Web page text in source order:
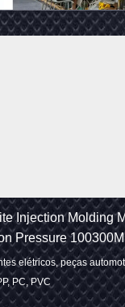
Injection Molding
Pressure
elétricos, peças
PC, PVC